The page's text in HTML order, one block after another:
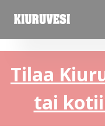
Tilaa
tai